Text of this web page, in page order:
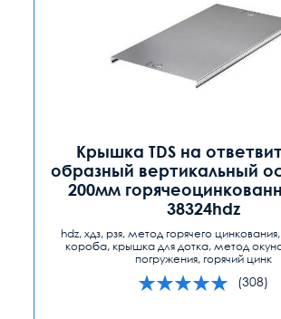
Крышка TDS на
образный вертикальный
200мм
38324hdz
hdz, хдз, рзя, метод горячего
короба, крышка для дотка, метод
погружения, горячий цинк
(308)